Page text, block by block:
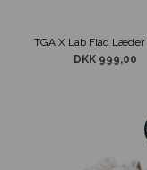
DKK 999,00